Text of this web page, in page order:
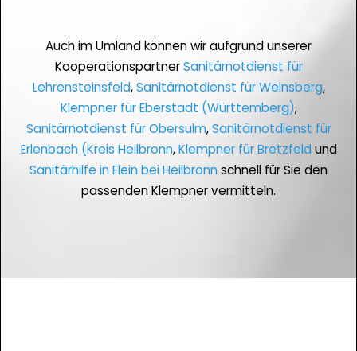
Auch im Umland können wir aufgrund unserer
KooperationspartnerSanitärnotdienst für
Lehrensteinsfeld,Sanitärnotdienst für Weinsberg,
Klempner für Eberstadt (Württemberg),
Sanitärnotdienst für Obersulm,Sanitärnotdienst für
Erlenbach (Kreis Heilbronn,Klempner für Bretzfeld und
Sanitärhilfe in Flein bei Heilbronnschnell für Sie den
passenden Klempner vermitteln.